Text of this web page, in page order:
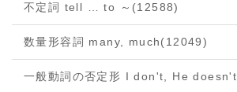
不定詞 tell … to ～ (12588)
数量形容詞 many, much(12049)
一般動詞の否定形 I don't, He doesn't